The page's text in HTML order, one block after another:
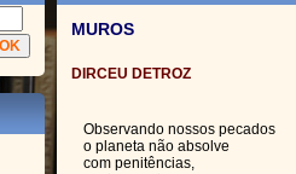
MUROS
DIRCEU DETROZ
Observando nossos pecados
o planeta não absolve
com penitências,